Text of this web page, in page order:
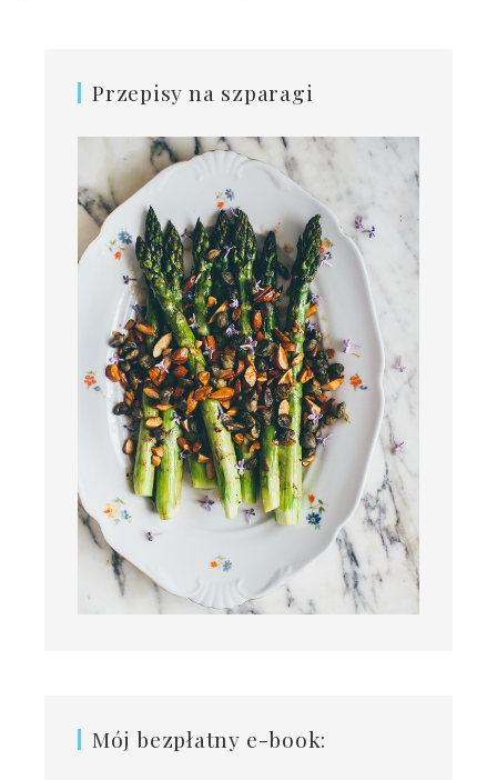
Przepisy na szparagi
Mój bezpłatny e-book: